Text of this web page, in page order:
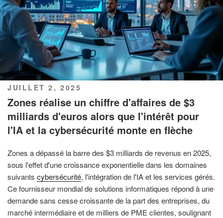
PUBLIÉ
LE
JUILLET 2, 2025
Zones réalise un chiffre d'affaires de $3
milliards d'euros alors que l'intérêt pour
l'IA et la cybersécurité monte en flèche
Zones a dépassé la barre des $3 milliards de revenus en 2025,
sous l'effet d'une croissance exponentielle dans les domaines
suivants cybersécurité, l'intégration de l'IA et les services gérés.
Ce fournisseur mondial de solutions informatiques répond à une
demande sans cesse croissante de la part des entreprises, du
marché intermédiaire et de milliers de PME clientes, soulignant